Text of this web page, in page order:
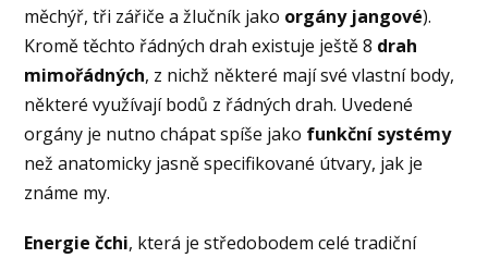
měchýř, tři zářiče a žlučník jako orgány jangové).
Kromě těchto řádných drah existuje ještě 8 drah
mimořádných, z nichž některé mají své vlastní body,
některé využívají bodů z řádných drah. Uvedené
orgány je nutno chápat spíše jako funkční systémy
než anatomicky jasně specifikované útvary, jak je
známe my.
Energie čchi, která je středobodem celé tradiční